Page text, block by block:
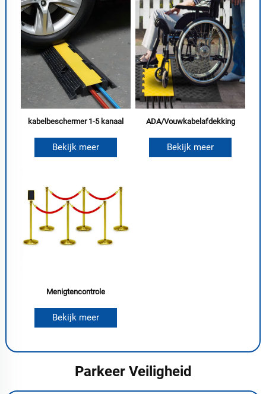
kabelbeschermer 1-5 kanaal
Bekijk meer
ADA/Vouwkabelafdekking
Bekijk meer
Menigtencontrole
Bekijk meer
Parkeer Veiligheid